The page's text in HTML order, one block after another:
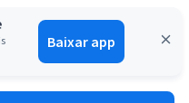
Baixar app
Entrar